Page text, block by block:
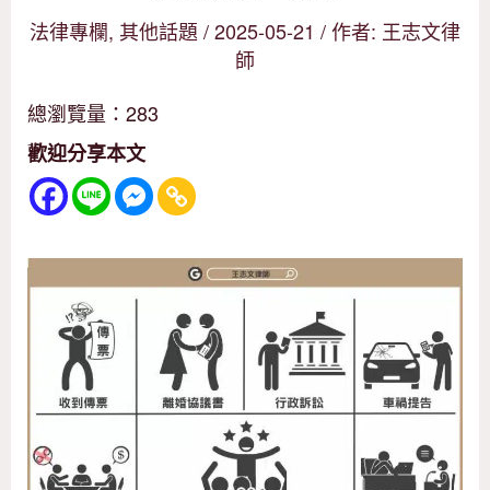
法律專欄, 其他話題 /2025-05-21 / 作者: 王志文律
師
總瀏覽量：283
歡迎分享本文